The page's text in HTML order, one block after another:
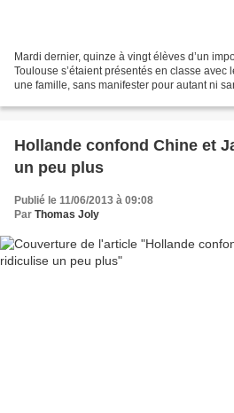
Mardi dernier, quinze à vingt élèves d’un
Toulouse s’étaient présentés en classe avec
une famille, sans manifester pour autant ni
Hollande confond Chine et
un peu plus
Publié le 11/06/2013 à 09:08
Par Thomas Joly